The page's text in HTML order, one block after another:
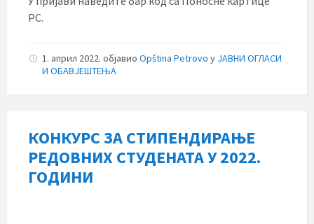
РС.
1. април 2022. објавио Opština Petrovo у ЈАВНИ ОГЛАСИ
И ОБАВЈЕШТЕЊА
КОНКУРС ЗА СТИПЕНДИРАЊЕ
РЕДОВНИХ СТУДЕНАТА У 2022.
ГОДИНИ